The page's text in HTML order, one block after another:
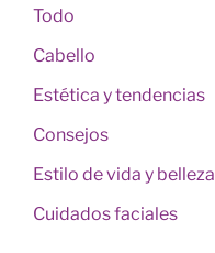
Todo
Cabello
Estética y tendencias
Consejos
Estilo de vida y belleza
Cuidados faciales